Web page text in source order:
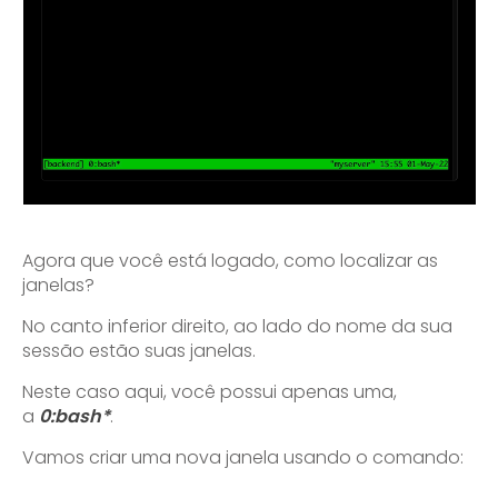
Agora que você está logado, como localizar as
janelas?
No canto inferior direito, ao lado do nome da sua
sessão estão suas janelas.
Neste caso aqui, você possui apenas uma,
a 0:bash*.
Vamos criar uma nova janela usando o comando: